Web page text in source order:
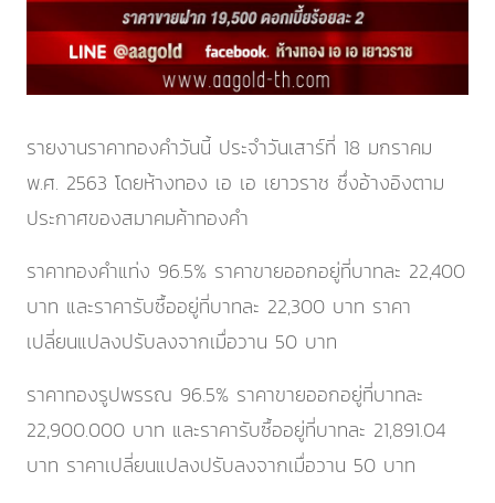
รายงานราคาทองคำวันนี้ ประจำวันเสาร์ที่ 18 มกราคม
พ.ศ. 2563 โดยห้างทอง เอ เอ เยาวราช ซึ่งอ้างอิงตาม
ประกาศของสมาคมค้าทองคำ
ราคาทองคำแท่ง 96.5% ราคาขายออกอยู่ที่บาทละ 22,400
บาท และราคารับซื้ออยู่ที่บาทละ 22,300 บาท ราคา
เปลี่ยนแปลงปรับลงจากเมื่อวาน 50 บาท
ราคาทองรูปพรรณ 96.5% ราคาขายออกอยู่ที่บาทละ
22,900.000 บาท และราคารับซื้ออยู่ที่บาทละ 21,891.04
บาท ราคาเปลี่ยนแปลงปรับลงจากเมื่อวาน 50 บาท